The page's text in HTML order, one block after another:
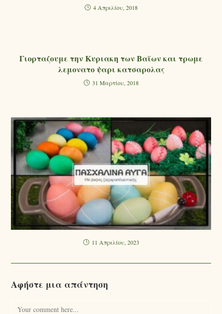
4 Απριλίου, 2018
Γιορταζουμε την Κυριακη των Βαϊων και τρωμε
λεμονατο ψαρι κατσαρολας
31 Μαρτίου, 2018
11 Απριλίου, 2023
Αφήστε μια απάντηση